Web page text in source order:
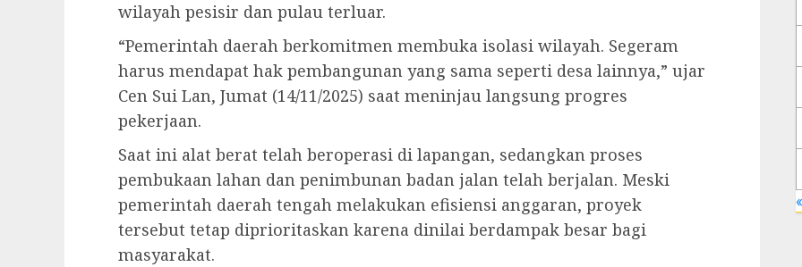
wilayah pesisir dan pulau terluar.
“Pemerintah daerah berkomitmen membuka isolasi wilayah. Segeram
harus mendapat hak pembangunan yang sama seperti desa lainnya,” ujar
Cen Sui Lan, Jumat (14/11/2025) saat meninjau langsung progres
pekerjaan.
Saat ini alat berat telah beroperasi di lapangan, sedangkan proses
pembukaan lahan dan penimbunan badan jalan telah berjalan. Meski
pemerintah daerah tengah melakukan efisiensi anggaran, proyek
tersebut tetap diprioritaskan karena dinilai berdampak besar bagi
masyarakat.